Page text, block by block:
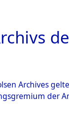
Archives
der